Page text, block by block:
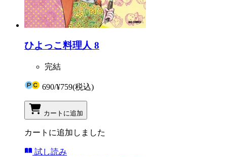
ひよっこ料理人 8
完結
690/¥759(税込)
カートに追加
カートに追加しました
試し読み